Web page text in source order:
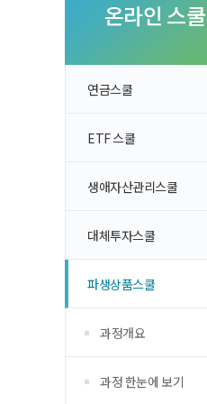
온라인 스쿨
연금스쿨
ETF 스쿨
생애자산관리스쿨
대체투자스쿨
파생상품스쿨
과정개요
과정 한눈에 보기